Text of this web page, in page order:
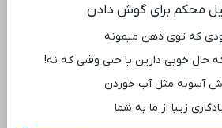
محکم برای گوش دادن
که توی ذهن میمونه
حال خوبی دارین یا حتی وقتی که نه!
آسونه مثل آب خوردن
زیبا از ما به شما